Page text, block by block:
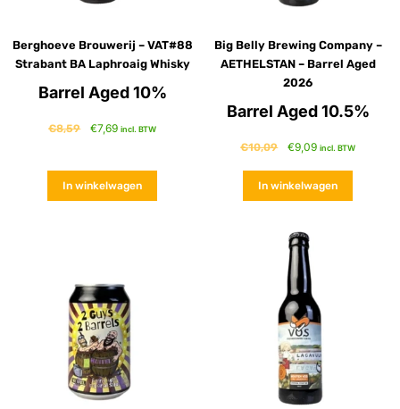
Berghoeve Brouwerij – VAT#88
Strabant BA Laphroaig Whisky
Barrel Aged 10%
€8,59 €7,69 incl. BTW
In winkelwagen
Big Belly Brewing Company –
AETHELSTAN – Barrel Aged
2026
Barrel Aged 10.5%
€10,09 €9,09 incl. BTW
In winkelwagen